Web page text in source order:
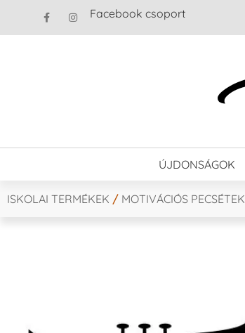
Facebook csoport
ÚJDONSÁGOK
ISKOLAI TERMÉKEK / MOTIVÁCIÓS PECSÉTEK